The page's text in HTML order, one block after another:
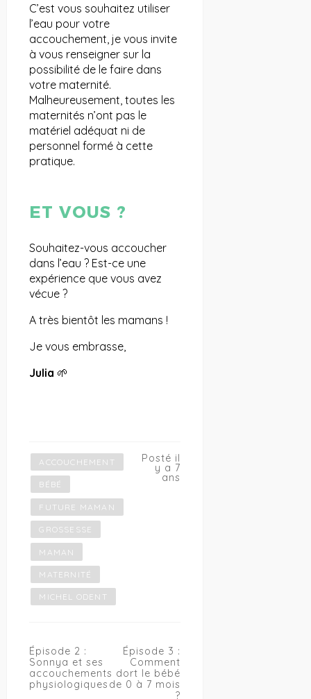
C’est vous souhaitez utiliser
l’eau pour votre
accouchement, je vous invite
à vous renseigner sur la
possibilité de le faire dans
votre maternité.
Malheureusement, toutes les
maternités n’ont pas le
matériel adéquat ni de
personnel formé à cette
pratique.
ET VOUS ?
Souhaitez-vous accoucher
dans l’eau ? Est-ce une
expérience que vous avez
vécue ?
A très bientôt les mamans !
Je vous embrasse,
Julia 🌱
ACCOUCHEMENT
BÉBÉ
FUTURE MAMAN
GROSSESSE
MAMAN
MATERNITÉ
MICHEL ODENT
Posté il
y a 7
ans
Navigation
de
l’article
Épisode 2 :
Sonnya et ses
accouchements
physiologiques
Épisode 3 :
Comment
dort le bébé
de 0 à 7 mois
?